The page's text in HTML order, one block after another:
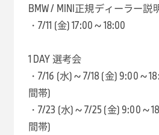
BMW / MINI正規ディーラー説
・7/11 (金) 17:00 ~ 18:00
1 DAY 選考会
・7/16 (水) ~ 7/18 (金) 9:00 ~
間帯)
・7/23 (水) ~ 7/25 (金) 9:00 ~
間帯)